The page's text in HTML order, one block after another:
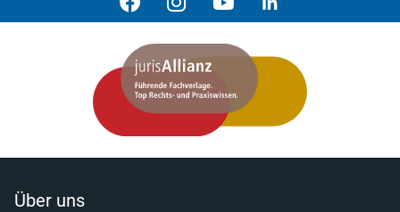
Über uns